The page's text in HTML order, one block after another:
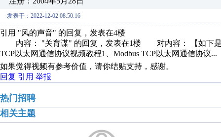
发表于：2022-12-02 08:50:16
引用 "风的声音" 的回复，发表在4楼
内容： "关育谋" 的回复，发表在1楼 对内容： 【如下是我
TCP以太网通信协议视频教程1、Modbus TCP以太网通信协议...
如果觉得视频有参考价值，请你结贴支持，感谢。
回复 引用 举报
热门招聘
相关主题